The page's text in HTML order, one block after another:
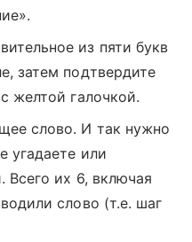
из пяти букв
затем подтвердите
желтой галочкой.
слово. И так нужно
угадаете или
Всего их 6, включая
слово (т.е. шаг